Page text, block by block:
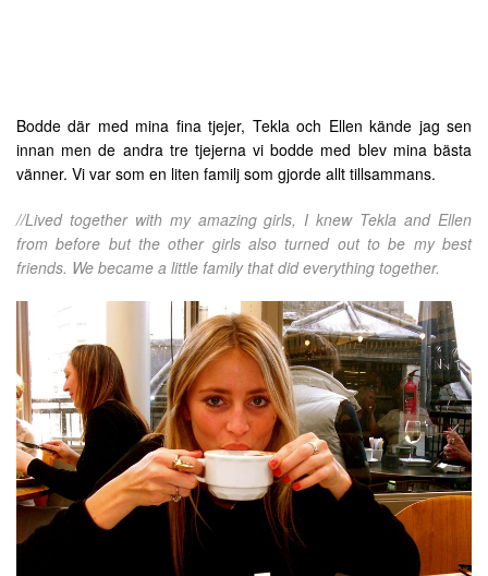
Bodde där med mina fina tjejer, Tekla och Ellen kände jag sen
innan men de andra tre tjejerna vi bodde med blev mina bästa
vänner. Vi var som en liten familj som gjorde allt tillsammans.
//Lived together with my amazing girls, I knew Tekla and Ellen
from before but the other girls also turned out to be my best
friends. We became a little family that did everything together.